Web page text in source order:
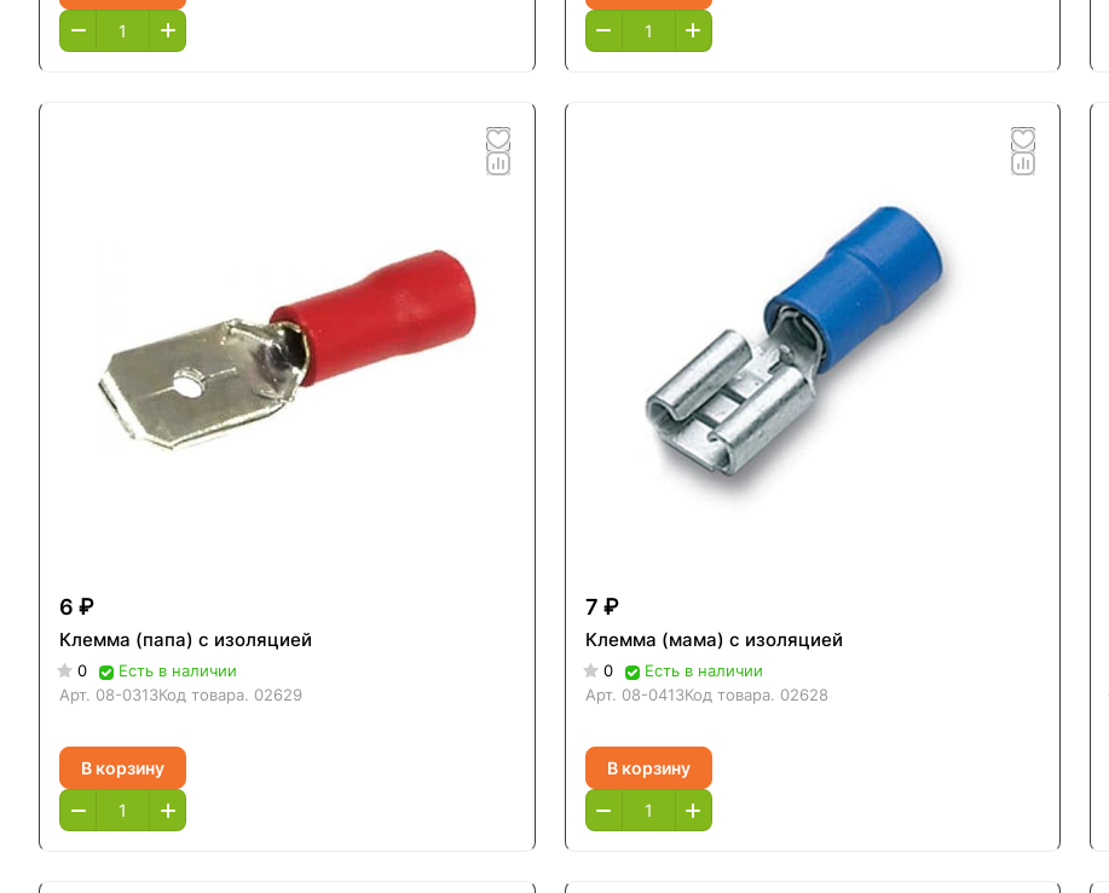
6 ₽
Клемма (папа) с изоляцией
0
Есть в наличии
Арт. 08-0313Код товара. 02629
В корзину
7 ₽
Клемма (мама) с изоляцией
0
Есть в наличии
Арт. 08-0413Код товара. 02628
В корзину